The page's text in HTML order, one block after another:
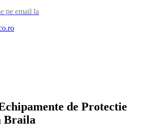
pe email la
de Protectie
Braila